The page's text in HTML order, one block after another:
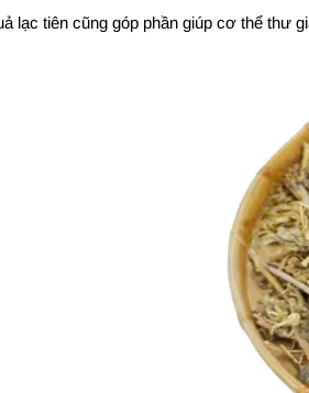
lạc tiên cũng góp phần giúp cơ thể thư